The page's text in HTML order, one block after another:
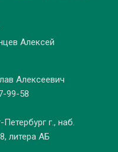
Алексей
Алексеевич
99-58
г., наб.
литера АБ